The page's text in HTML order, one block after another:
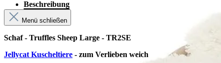
Beschreibung
Menü schließen
Schaf - Truffles Sheep Large - TR2SE
Jellycat Kuscheltiere - zum Verlieben weich